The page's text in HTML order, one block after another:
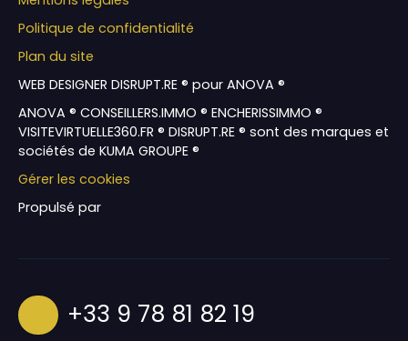
Politique de confidentialité
Plan du site
WEB DESIGNER DISRUPT.RE ® pour ANOVA ®
ANOVA ® CONSEILLERS.IMMO ® ENCHERISSIMMO ®
VISITEVIRTUELLE360.FR ® DISRUPT.RE ® sont des marques et
sociétés de KUMA GROUPE ®
Gérer les cookies
Propulsé par
+33 9 78 81 82 19